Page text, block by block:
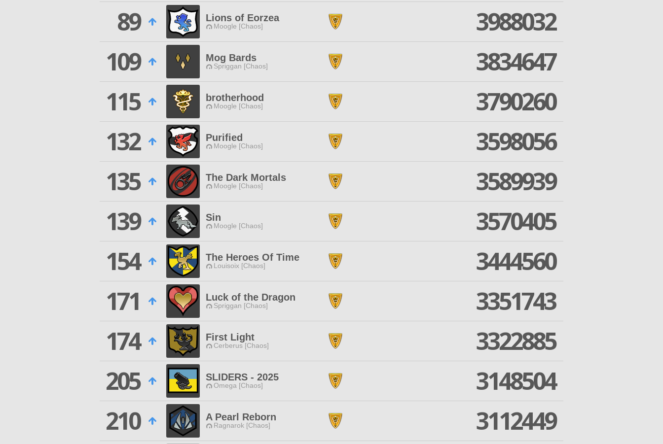
89
Lions of Eorzea
Moogle [Chaos]
3988032
109
Mog Bards
Spriggan [Chaos]
3834647
115
brotherhood
Moogle [Chaos]
3790260
132
Purified
Moogle [Chaos]
3598056
135
The Dark Mortals
Moogle [Chaos]
3589939
139
Sin
Moogle [Chaos]
3570405
154
The Heroes Of Time
Louisoix [Chaos]
3444560
171
Luck of the Dragon
Spriggan [Chaos]
3351743
174
First Light
Cerberus [Chaos]
3322885
205
SLIDERS - 2025
Omega [Chaos]
3148504
210
A Pearl Reborn
Ragnarok [Chaos]
3112449